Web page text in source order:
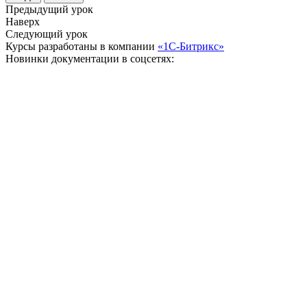
Предыдущий урок
Наверх
Следующий урок
Курсы разработаны в компании «1С-Битрикс»
Новинки документации в соцсетях: